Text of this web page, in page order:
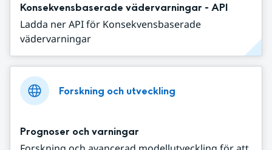
Konsekvensbaserade vädervarningar - API
Ladda ner API för Konsekvensbaserade
vädervarningar
Forskning och utveckling
Prognoser och varningar